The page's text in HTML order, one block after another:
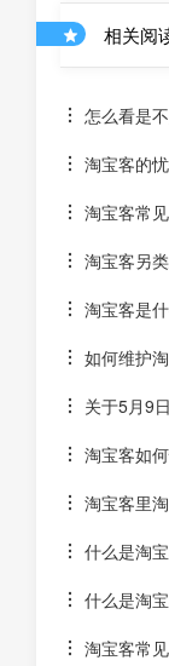
相关阅
怎么看是
淘宝客的
淘宝客常
淘宝客另
淘宝客是
如何维护
关于5月9
淘宝客如
淘宝客里
什么是淘
什么是淘
淘宝客常